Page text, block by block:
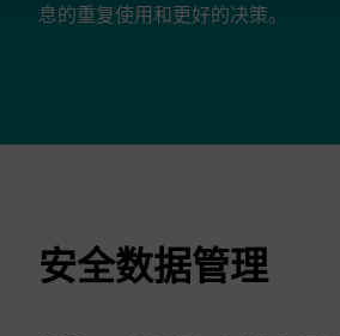
息的重复使用和更好的决策。
安全数据管理